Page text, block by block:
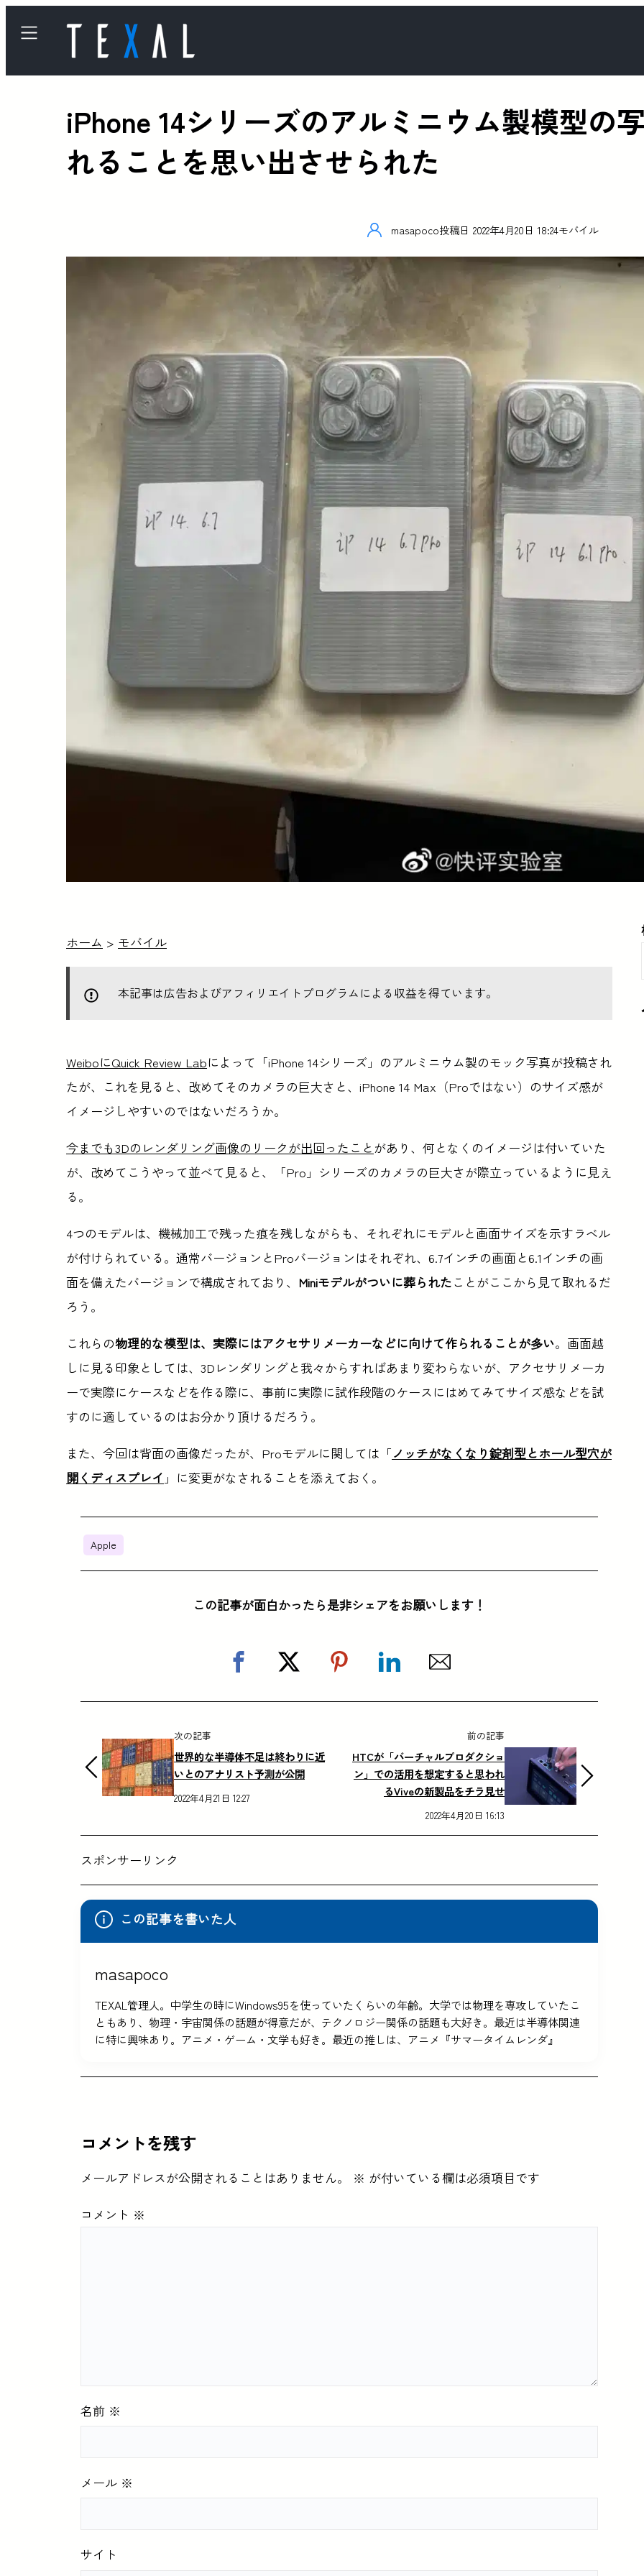
iPhone 14シリーズのアルミニウム製模型の
れることを思い出させられた
masapoco投稿日 2022年4月20日 18:24モバイル
ホーム > モバイル
本記事は広告およびアフィリエイトプログラムによる収益を得ています。
WeiboにQuick Review Labによって「iPhone 14シリーズ」のアルミニウム製のモック写真が投稿され
たが、これを見ると、改めてそのカメラの巨大さと、iPhone 14 Max（Proではない）のサイズ感が
イメージしやすいのではないだろうか。
今までも3Dのレンダリング画像のリークが出回ったことがあり、何となくのイメージは付いていた
が、改めてこうやって並べて見ると、「Pro」シリーズのカメラの巨大さが際立っているように見え
る。
4つのモデルは、機械加工で残った痕を残しながらも、それぞれにモデルと画面サイズを示すラベル
が付けられている。通常バージョンとProバージョンはそれぞれ、6.7インチの画面と6.1インチの画
面を備えたバージョンで構成されており、 Miniモデルがついに葬られたことがここから見て取れるだ
ろう。
これらの物理的な模型は、実際にはアクセサリメーカーなどに向けて作られることが多い。画面越
しに見る印象としては、3Dレンダリングと我々からすればあまり変わらないが、アクセサリメーカ
ーで実際にケースなどを作る際に、事前に実際に試作段階のケースにはめてみてサイズ感などを試
すのに適しているのはお分かり頂けるだろう。
また、今回は背面の画像だったが、Proモデルに関しては「ノッチがなくなり錠剤型とホール型穴が
開くディスプレイ 」に変更がなされることを添えておく。
Apple
この記事が面白かったら是非シェアをお願いします！
次の記事
世界的な半導体不足は終わりに近
いとのアナリスト予測が公開
2022年4月21日 12:27
前の記事
HTCが「バーチャルプロダクショ
ン」での活用を想定すると思われ
るViveの新製品をチラ見せ
2022年4月20日 16:13
スポンサーリンク
この記事を書いた人
masapoco
TEXAL管理人。中学生の時にWindows95を使っていたくらいの年齢。大学では物理を専攻していたこ
ともあり、物理・宇宙関係の話題が得意だが、テクノロジー関係の話題も大好き。最近は半導体関連
に特に興味あり。アニメ・ゲーム・文学も好き。最近の推しは、アニメ『サマータイムレンダ』
コメントを残す
メールアドレスが公開されることはありません。 ※ が付いている欄は必須項目です
コメント ※
名前 ※
メール ※
サイト